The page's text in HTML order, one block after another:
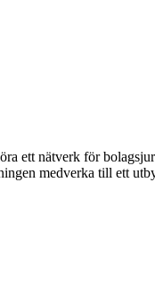
ett nätverk för
medverka till ett